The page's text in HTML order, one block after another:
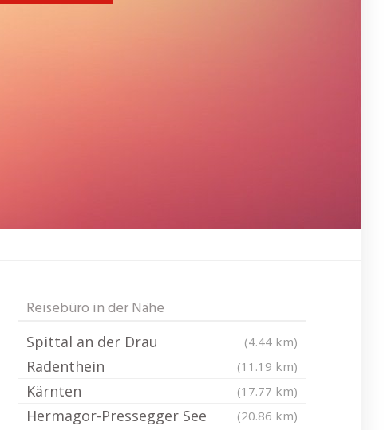
Reisebüro in der Nähe
Spittal an der Drau (4.44 km)
Radenthein (11.19 km)
Kärnten (17.77 km)
Hermagor-Pressegger See (20.86 km)